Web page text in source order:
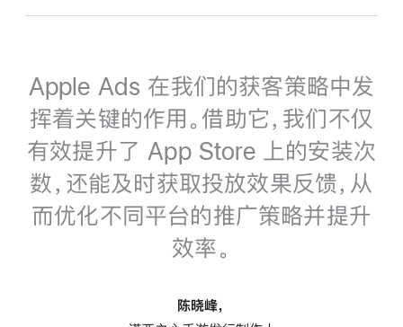
Apple Ads 在我们的获客策略中发
挥着关键的作用。借助它，我们不仅
有效提升了 App Store 上的安装次
数，还能及时获取投放效果反馈，从
而优化不同平台的推广策略并提升
效率。
陈晓峰，